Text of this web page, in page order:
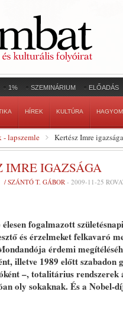
1% SZEMINÁRIUM ELŐADÁS
HÍREK KULTÚRA
- lapszemle Kertész Imre igazsága
IMRE IGAZSÁGA
/ SZÁNTÓ T. GÁBOR- 2009-11-25
fogalmazott
és érzelmeket felkavaró
érdemi
illetve 1989 előtt
–, totalitárius rendszerek
oly sokaknak. És a Nobel-